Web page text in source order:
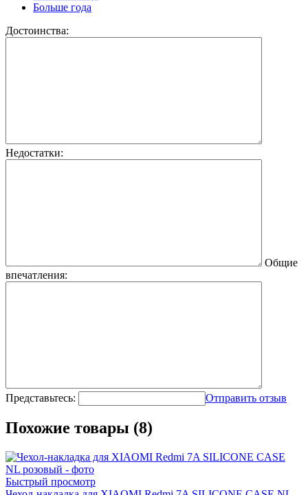
Больше года
Достоинства:
Недостатки:
Общие
впечатления:
Представьтесь: Отправить отзыв
Похожие товары (8)
Быстрый просмотр